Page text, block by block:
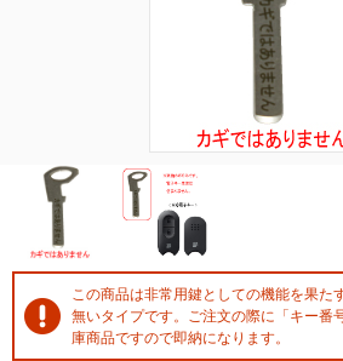
この商品は非常用鍵としての機能を果た
無いタイプです。ご注文の際に「キー番
庫商品ですので即納になります。